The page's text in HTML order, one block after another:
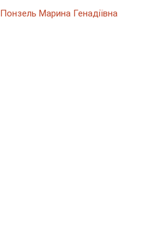
Понзель Марина Генадіївна